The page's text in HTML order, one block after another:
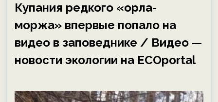
Купания редкого «орла-
моржа» впервые попало на
видео в заповеднике / Видео —
новости экологии на ECOportal